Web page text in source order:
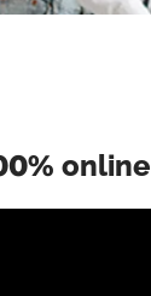
online